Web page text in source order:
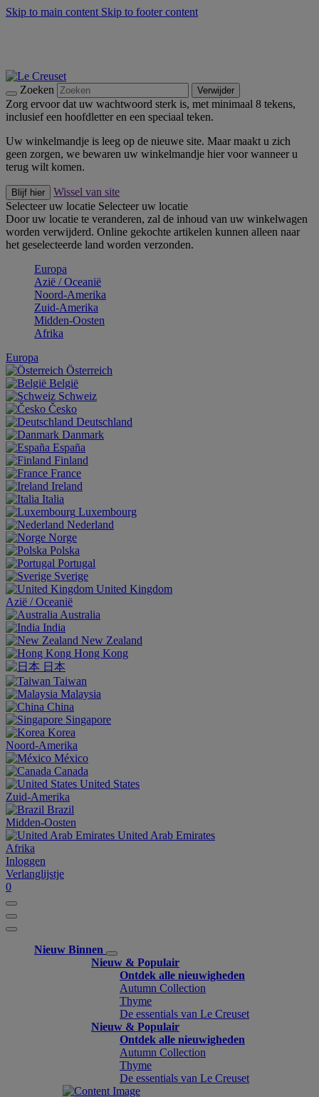
Skip to main content Skip to footer content
Zoeken Verwijder
Zorg ervoor dat uw wachtwoord sterk is, met minimaal 8 tekens,
inclusief een hoofdletter en een speciaal teken.
Uw winkelmandje is leeg op de nieuwe site. Maar maakt u zich
geen zorgen, we bewaren uw winkelmandje hier voor wanneer u
terug wilt komen.
Blijf hier
Wissel van site
Selecteer uw locatie Selecteer uw locatie
Door uw locatie te veranderen, zal de inhoud van uw winkelwagen
worden verwijderd. Online gekochte artikelen kunnen alleen naar
het geselecteerde land worden verzonden.
Europa
Aziё / Oceaniё
Noord-Amerika
Zuid-Amerika
Midden-Oosten
Afrika
Europa
Österreich
België
Schweiz
Česko
Deutschland
Danmark
España
Finland
France
Ireland
Italia
Luxembourg
Nederland
Norge
Polska
Portugal
Sverige
United Kingdom
Aziё / Oceaniё
Australia
India
New Zealand
Hong Kong
日本
Taiwan
Malaysia
China
Singapore
Korea
Noord-Amerika
México
Canada
United States
Zuid-Amerika
Brazil
Midden-Oosten
United Arab Emirates
Afrika
Inloggen
Verlanglijstje
0
Nieuw Binnen
Nieuw & Populair
Ontdek alle nieuwigheden
Autumn Collection
Thyme
De essentials van Le Creuset
Nieuw & Populair
Ontdek alle nieuwigheden
Autumn Collection
Thyme
De essentials van Le Creuset